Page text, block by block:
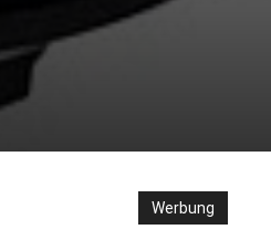
Werbung